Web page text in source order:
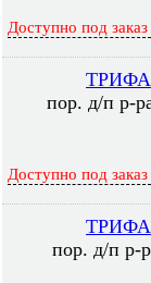
Доступно под заказ
пор. д/п р-
Доступно под заказ
пор. д/п р-